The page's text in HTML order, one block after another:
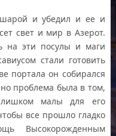
и убедил и ее и
свет и мир в Азерот.
на эти посулы и маги
стали готовить
портала он собирался
проблема была в том,
малы для его
все прошло гладко
Высокорожденным